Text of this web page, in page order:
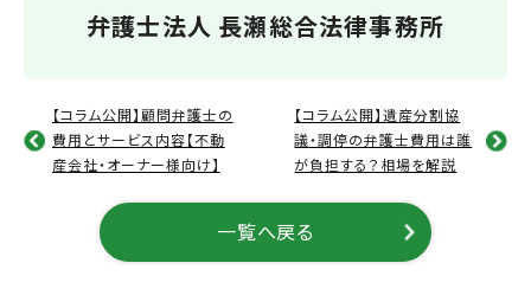
e
弁護士法人 長瀬総合法律事務所
【コラム公開】顧問弁護士の
費用とサービス内容【不動
産会社・オーナー様向け】
一覧へ戻る
【コラム公開】遺産分割協
議・調停の弁護士費用は誰
が負担する？相場を解説